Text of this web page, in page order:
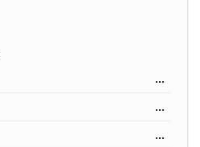
...
...
...